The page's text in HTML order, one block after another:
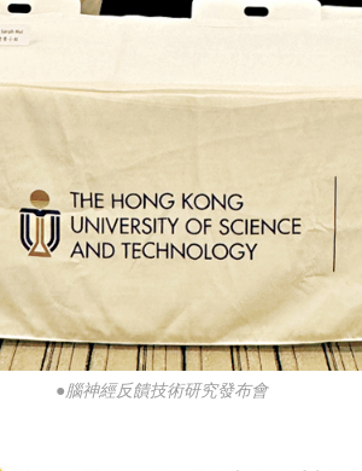
●腦神經反饋技術研究發布會